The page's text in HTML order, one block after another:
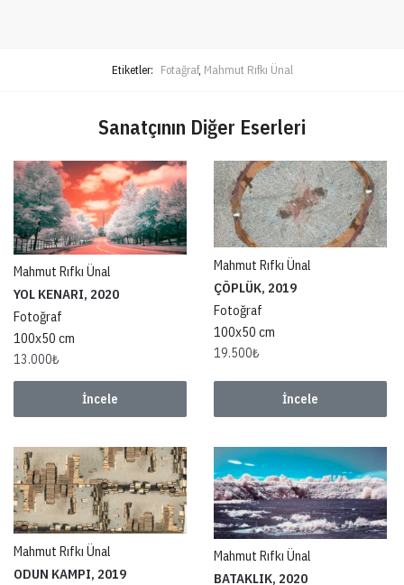
Etiketler: Fotağraf, Mahmut Rıfkı Ünal
Sanatçının Diğer Eserleri
Mahmut Rıfkı Ünal
YOL KENARI, 2020
Fotoğraf
100x50 cm
13.000₺
İncele
Mahmut Rıfkı Ünal
ÇÖPLÜK, 2019
Fotoğraf
100x50 cm
19.500₺
İncele
Mahmut Rıfkı Ünal
ODUN KAMPI, 2019
Mahmut Rıfkı Ünal
BATAKLIK, 2020